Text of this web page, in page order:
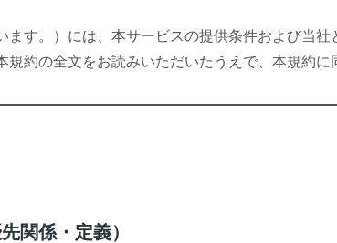
ます。）には、本サービスの提供条件および当
約の全文をお読みいただいたうえで、本規約に
関係・定義）